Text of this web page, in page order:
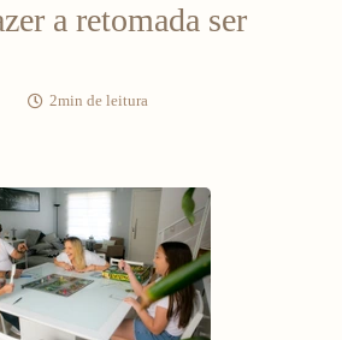
a retomada ser
2min de leitura